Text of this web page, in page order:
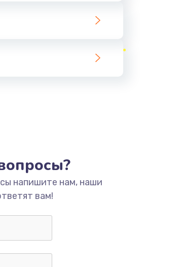
напишите нам, наши
вам!